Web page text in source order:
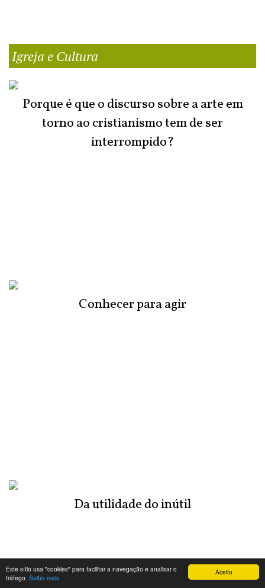
Aceito
Este sítio usa "cookies" para facilitar a navegação e analisar o
tráfego. Saiba mais
Igreja e Cultura
Porque é que o discurso sobre a arte em
torno ao cristianismo tem de ser
interrompido?
Conhecer para agir
Da utilidade do inútil